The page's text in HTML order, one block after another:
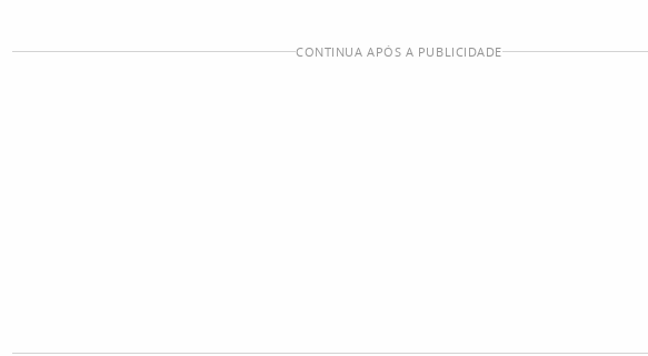
CONTINUA APÓS A PUBLICIDADE